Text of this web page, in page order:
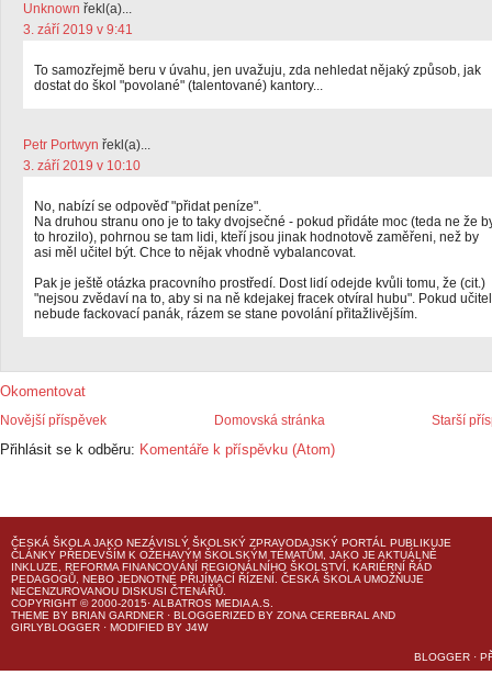
Unknown řekl(a)...
3. září 2019 v 9:41
To samozřejmě beru v úvahu, jen uvažuju, zda nehledat nějaký způsob, jak
dostat do škol "povolané" (talentované) kantory...
Petr Portwyn řekl(a)...
3. září 2019 v 10:10
No, nabízí se odpověď "přidat peníze".
Na druhou stranu ono je to taky dvojsečné - pokud přidáte moc (teda ne že
to hrozilo), pohrnou se tam lidi, kteří jsou jinak hodnotově zaměřeni, než by
asi měl učitel být. Chce to nějak vhodně vybalancovat.
Pak je ještě otázka pracovního prostředí. Dost lidí odejde kvůli tomu, že (cit.)
"nejsou zvědaví na to, aby si na ně kdejakej fracek otvíral hubu". Pokud učitel
nebude fackovací panák, rázem se stane povolání přitažlivějším.
Okomentovat
Novější příspěvek Starší
Domovská stránka
Přihlásit se k odběru: Komentáře k příspěvku (Atom)
ČESKÁ ŠKOLA JAKO NEZÁVISLÝ ŠKOLSKÝ ZPRAVODAJSKÝ PORTÁL PUBLIKUJE
ČLÁNKY PŘEDEVŠÍM K OŽEHAVÝM ŠKOLSKÝM TÉMATŮM, JAKO JE AKTUÁLNĚ
INKLUZE, REFORMA FINANCOVÁNÍ REGIONÁLNÍHO ŠKOLSTVÍ, KARIÉRNÍ ŘÁD
PEDAGOGŮ, NEBO JEDNOTNÉ PŘIJÍMACÍ ŘÍZENÍ. ČESKÁ ŠKOLA UMOŽŇUJE
NECENZUROVANOU DISKUSI ČTENÁŘŮ.
COPYRIGHT © 2000-2015· ALBATROS MEDIA A.S.
THEME BY BRIAN GARDNER · BLOGGERIZED BY ZONA CEREBRAL AND
GIRLYBLOGGER · MODIFIED BY J4W
BLOGGER ·